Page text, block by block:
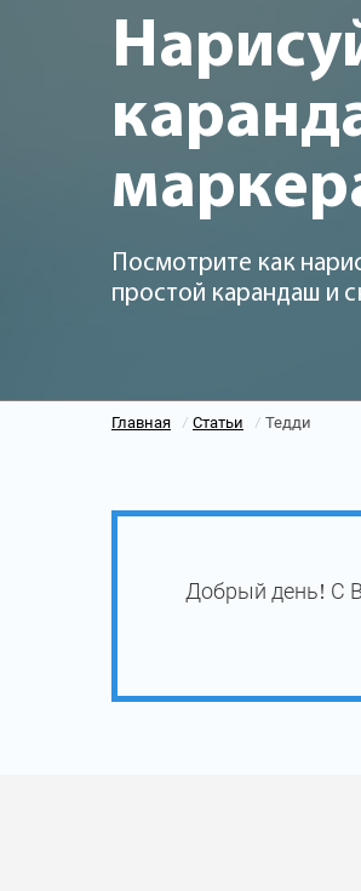
Посмотрите как
простой карандаш и
Главная / Статьи / Тедди
Добрый день! С